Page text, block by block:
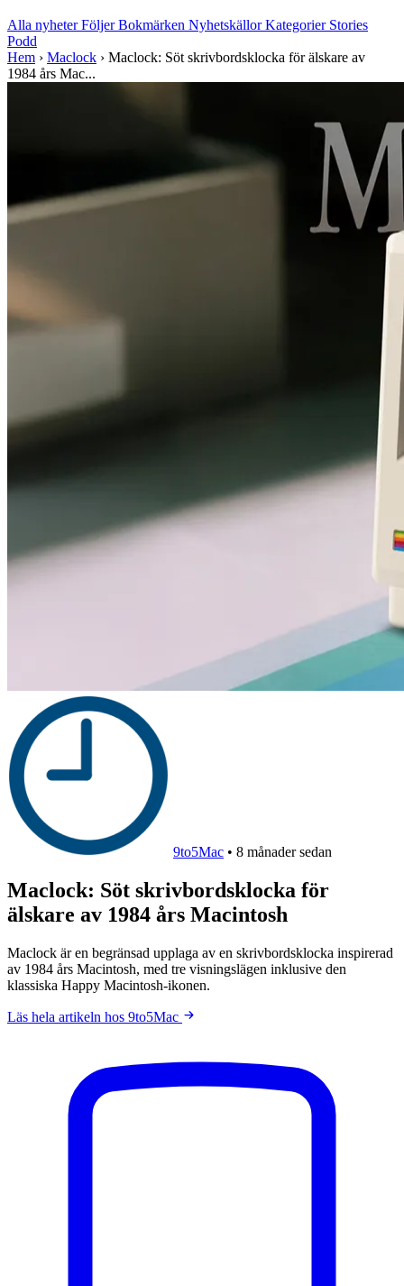
Alla nyheterFöljerBokmärken NyhetskällorKategorier Stories
Podd
Hem › Maclock › Maclock: Söt skrivbordsklocka för älskare av
1984 års Mac...
9to5Mac • 8 månader sedan
Maclock: Söt skrivbordsklocka för
älskare av 1984 års Macintosh
Maclock är en begränsad upplaga av en skrivbordsklocka inspirerad
av 1984 års Macintosh, med tre visningslägen inklusive den
klassiska Happy Macintosh-ikonen.
Läs hela artikeln hos 9to5Mac